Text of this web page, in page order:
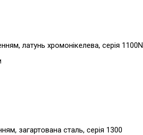
латунь хромонікелева, серія 1100N
загартована сталь, серія 1300